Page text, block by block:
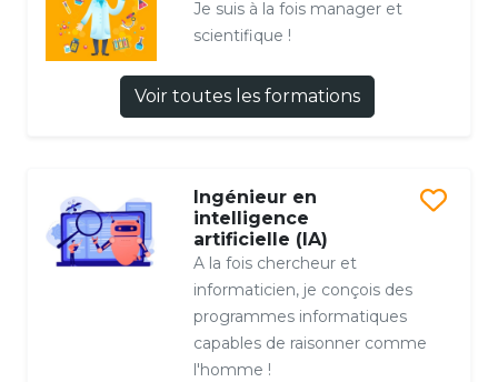
Je suis à la fois manager et
scientifique !
Voir toutes les formations
Ingénieur en
intelligence
artificielle (IA)
A la fois chercheur et
informaticien, je conçois des
programmes informatiques
capables de raisonner comme
l'homme !